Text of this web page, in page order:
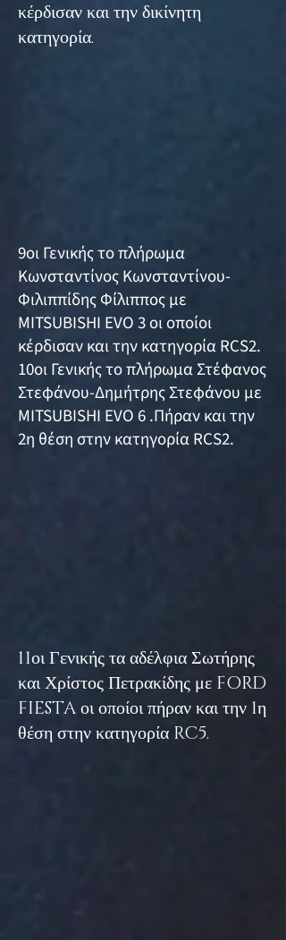
κέρδισαν και την δικίνητη
κατηγορία.
9οι Γενικής το πλήρωμα
Κωνσταντίνος Κωνσταντίνου-
Φιλιππίδης Φίλιππος με
MITSUBISHI EVO 3 οι οποίοι
κέρδισαν και την κατηγορία RCS2.
10οι Γενικής το πλήρωμα Στέφανος
Στεφάνου-Δημήτρης Στεφάνου με
MITSUBISHI EVO 6 .Πήραν και την
2η θέση στην κατηγορία RCS2.
11οι Γενικής τα αδέλφια Σωτήρης
και Χρίστος Πετρακίδης με FORD
FIESTA οι οποίοι πήραν και την 1η
θέση στην κατηγορία RC5.